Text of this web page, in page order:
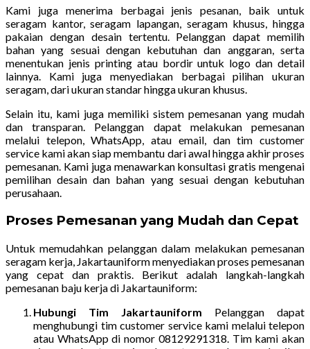
Kami juga menerima berbagai jenis pesanan, baik untuk
seragam kantor, seragam lapangan, seragam khusus, hingga
pakaian dengan desain tertentu. Pelanggan dapat memilih
bahan yang sesuai dengan kebutuhan dan anggaran, serta
menentukan jenis printing atau bordir untuk logo dan detail
lainnya. Kami juga menyediakan berbagai pilihan ukuran
seragam, dari ukuran standar hingga ukuran khusus.
Selain itu, kami juga memiliki sistem pemesanan yang mudah
dan transparan. Pelanggan dapat melakukan pemesanan
melalui telepon, WhatsApp, atau email, dan tim customer
service kami akan siap membantu dari awal hingga akhir proses
pemesanan. Kami juga menawarkan konsultasi gratis mengenai
pemilihan desain dan bahan yang sesuai dengan kebutuhan
perusahaan.
Proses Pemesanan yang Mudah dan Cepat
Untuk memudahkan pelanggan dalam melakukan pemesanan
seragam kerja, Jakartauniform menyediakan proses pemesanan
yang cepat dan praktis. Berikut adalah langkah-langkah
pemesanan baju kerja di Jakartauniform:
Hubungi Tim Jakartauniform Pelanggan dapat
menghubungi tim customer service kami melalui telepon
atau WhatsApp di nomor 08129291318. Tim kami akan